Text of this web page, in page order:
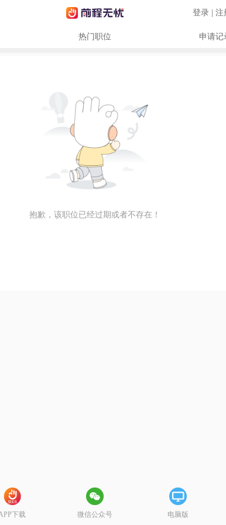
登录 | 注
热门职位 申请记
抱歉，该职位已经过期或者不存在！
下载 微信公众号 电脑版